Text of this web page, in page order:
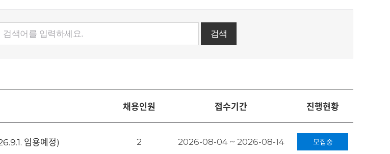
채용인원 접수기간 진행현황
임용예정) 2 2026-08-04 ~ 2026-08-14 모집중